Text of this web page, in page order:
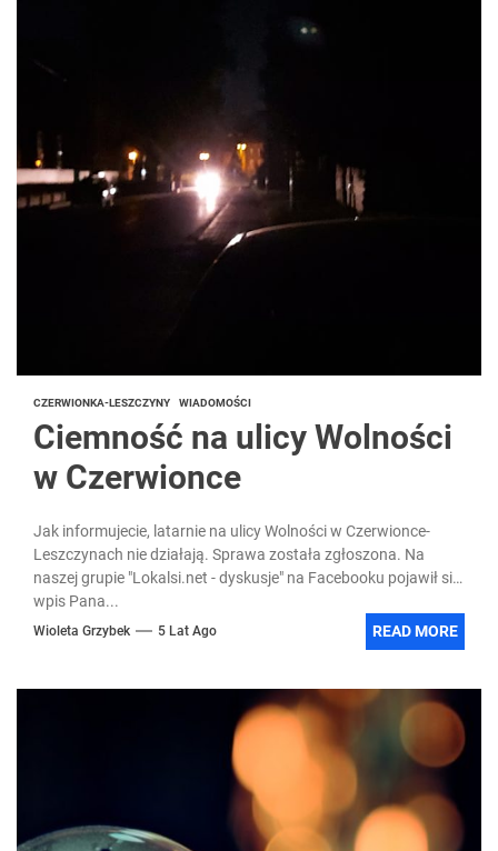
CZERWIONKA-LESZCZYNY WIADOMOŚCI
Ciemność na ulicy Wolności
w Czerwionce
Jak informujecie, latarnie na ulicy Wolności w Czerwionce-
Leszczynach nie działają. Sprawa została zgłoszona. Na
naszej grupie "Lokalsi.net - dyskusje" na Facebooku pojawił się
wpis Pana...
Wioleta Grzybek 5 Lat Ago READ MORE